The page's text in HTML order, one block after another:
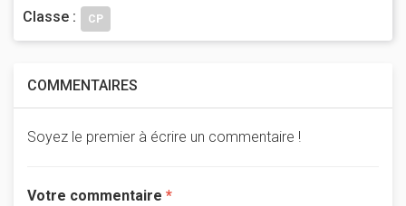
Classe :
CP
COMMENTAIRES
Soyez le premier à écrire un commentaire !
Votre commentaire